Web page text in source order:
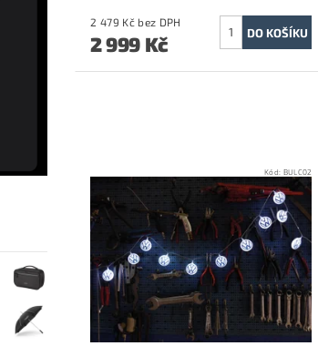
2 479 Kč bez DPH
2 999 Kč
Kód: BULC02